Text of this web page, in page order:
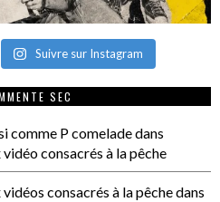
Suivre sur Instagram
SEC
comme P comeladedans
consacrés à la pêche
consacrés à la pêchedans